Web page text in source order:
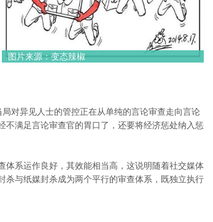
图片来源：变态辣椒
对异见人士的管控正在从单纯的言论审查走向言论
满足言论审查官的胃口了，还要将经济惩处纳入惩
系运作良好，其效能相当高，这说明随着社交媒体
杀与纸媒封杀成为两个平行的审查体系，既独立执行